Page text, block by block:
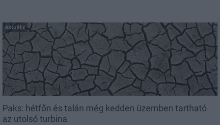
Aktuális
Paks: hétfőn és talán még kedden üzemben tartható
az utolsó turbina